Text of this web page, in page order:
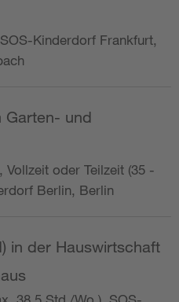
Kinderdorf Frankfurt,
Garten- und
oder Teilzeit (35 -
Berlin, Berlin
in der Hauswirtschaft